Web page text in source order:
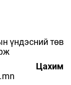
үндэсний төв
1 Цахим